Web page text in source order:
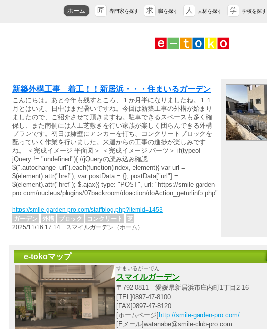
ホーム 匠 専門家を探す 求 職を探す 人 人材を探す 学 学校を探す
新築外構工事 着工！！新居浜・・・住まいるガーデン
こんにちは。あと今年も残すところ、１か月半になりましたね。１１
月とはいえ、日中はまだ暑いですね。今回は新築工事の外構が始まり
ましたので、ご紹介させて頂きますね。駐車できるスペースも多く確
保し、また南側には人工芝敷きを行い家族が楽しく団らんできる外構
プランです。初日は擁壁にアンカーを打ち、コンクリートブロックを
配っていく作業を行いました。来週からの工事の進捗が楽しみです
ね。 ＜完成イメージ 平面図＞ ＜完成イメージ パーツ＞ if(typeof
jQuery != "undefined"){ //jQueryの読み込み確認
$(".autochange_url").each(function(index, element){ var url =
$(element).attr("href"); var postData = {}; postData["url"] =
$(element).attr("href"); $.ajax({ type: "POST", url: "https://smile-garden-
pro.com/nucleus/plugins/07backroom/doaction/doAction_geturlinfo.php",
…
https://smile-garden-pro.com/staffblog.php?itemid=1453
ガーデン
外構 ブロック コンクリート
芝
2025/11/16 17:14 スマイルガーデン（ホーム）
e-tokoマップ
すまいるがーでん
スマイルガーデン
〒792-0811 愛媛県新居浜市庄内町1丁目2-16
[TEL]0897-47-8100
[FAX]0897-47-8120
[ホームページ] http://smile-garden-pro.com/
[Eメール]watanabe@smile-club-pro.com